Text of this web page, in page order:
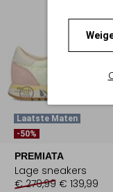
Laatste Maten
-50%
PREMIATA
Lage sneakers
€ 279,99 € 139,99